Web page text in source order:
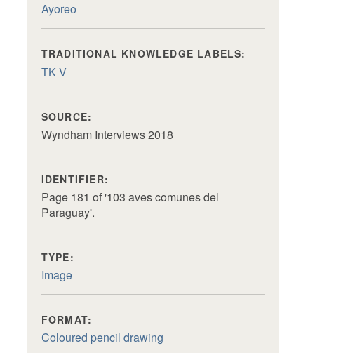
Ayoreo
TRADITIONAL KNOWLEDGE LABELS:
TK V
SOURCE:
Wyndham Interviews 2018
IDENTIFIER:
Page 181 of '103 aves comunes del
Paraguay'.
TYPE:
Image
FORMAT:
Coloured pencil drawing